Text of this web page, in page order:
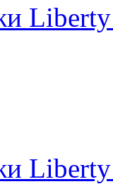
Liberty
Liberty